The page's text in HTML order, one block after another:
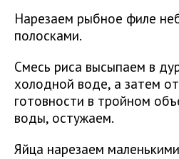
Нарезаем рыбное филе
полосками.
Смесь риса высыпаем в
холодной воде, а затем
готовности в тройном
воды, остужаем.
Яйца нарезаем